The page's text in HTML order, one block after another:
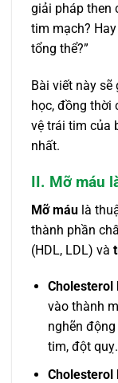
giải pháp then
tim mạch?
tổng thể?”
Bài viết này
học, đồng thời
vệ trái tim của
nhất.
II. Mỡ máu
Mỡ máu là
thành phần
(HDL, LDL) và
Cholesterol
vào thành
nghẽn
tim, đột quỵ.
Cholesterol